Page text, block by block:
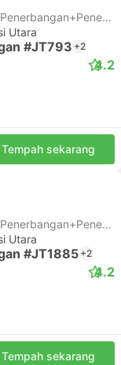
Sambungan tidak dijamin | Penerbangan+Penerbangan+Penerbangan
Utara
#JT793 +2
4.2
Tempah sekarang
Sambungan tidak dijamin | Penerbangan+Penerbangan+Penerbangan
Utara
#JT1885 +2
4.2
Tempah sekarang